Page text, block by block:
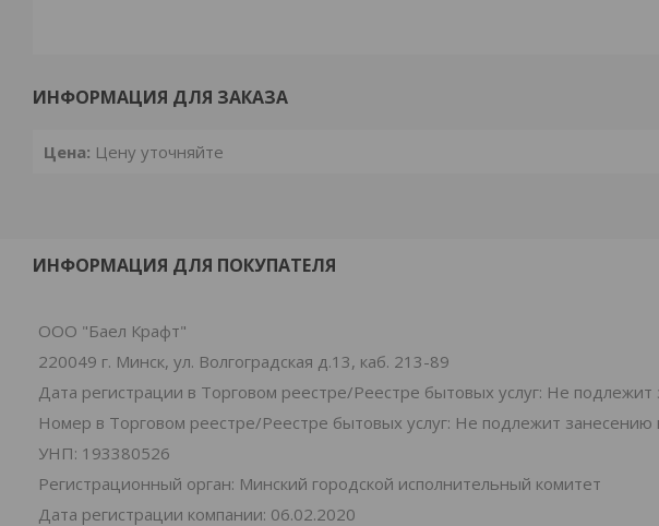
ИНФОРМАЦИЯ ДЛЯ ЗАКАЗА
Цена: Цену уточняйте
ИНФОРМАЦИЯ ДЛЯ ПОКУПАТЕЛЯ
ООО "Баел Крафт"
220049 г. Минск, ул. Волгоградская д.13, каб. 213-89
Дата регистрации в Торговом реестре/Реестре бытовых услуг: Не подлежит
Номер в Торговом реестре/Реестре бытовых услуг: Не подлежит занесению
УНП: 193380526
Регистрационный орган: Минский городской исполнительный комитет
Дата регистрации компании: 06.02.2020